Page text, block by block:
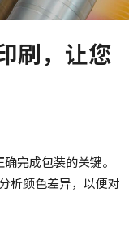
刷，让您
完成包装的关键。
析颜色差异，以便对